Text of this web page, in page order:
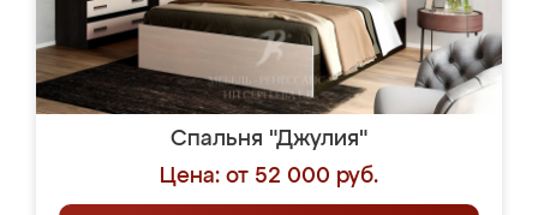
Спальня "Джулия"
Цена: от 52 000 руб.